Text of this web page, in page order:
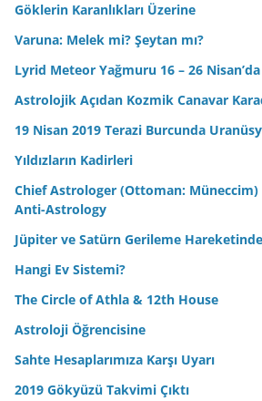
Göklerin Karanlıkları Üzerine
Varuna: Melek mi? Şeytan mı?
Lyrid Meteor Yağmuru 16 – 26 Nisan’da
Astrolojik Açıdan Kozmik Canavar
19 Nisan 2019 Terazi Burcunda
Yıldızların Kadirleri
Chief Astrologer (Ottoman: Müneccim)
Anti-Astrology
Jüpiter ve Satürn Gerileme Hareketinde
Hangi Ev Sistemi?
The Circle of Athla & 12th House
Astroloji Öğrencisine
Sahte Hesaplarımıza Karşı Uyarı
2019 Gökyüzü Takvimi Çıktı